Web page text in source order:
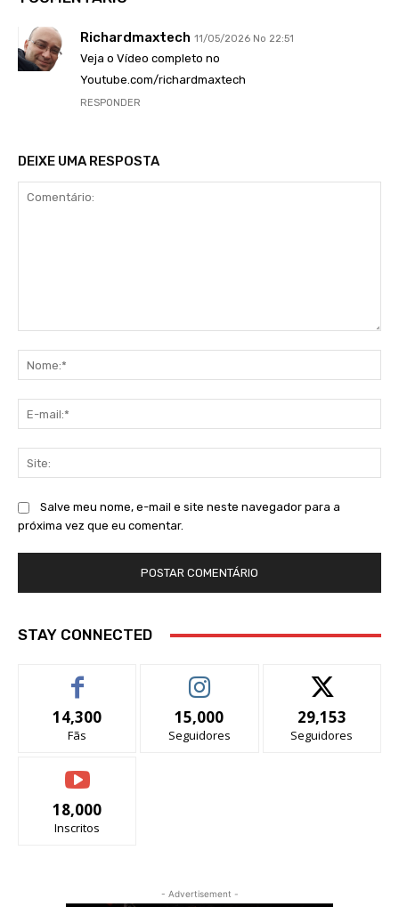
Richardmaxtech 11/05/2026 No 22:51
Veja o Vídeo completo no
Youtube.com/richardmaxtech
RESPONDER
DEIXE UMA RESPOSTA
Salve meu nome, e-mail e site neste navegador para a
próxima vez que eu comentar.
STAY CONNECTED
14,300
Fãs
15,000
Seguidores
29,153
Seguidores
18,000
Inscritos
- Advertisement -